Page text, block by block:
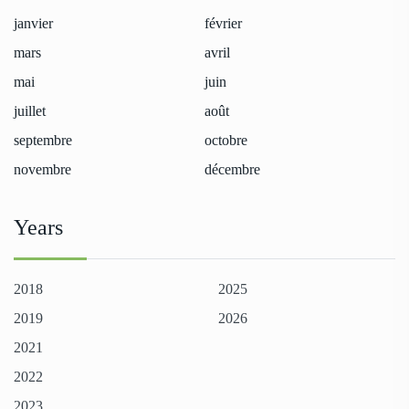
janvier
février
mars
avril
mai
juin
juillet
août
septembre
octobre
novembre
décembre
Years
2018
2019
2021
2022
2023
2025
2026